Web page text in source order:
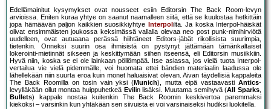
Edellämainitut kysymykset ovat nousseet esiin Editorsin The Back Room-levyn
arvioissa. Eniten kuraa yhtye on saanut naamalleen siitä, että se kuulostaa hetkittäin
jopa hämäävän paljon kaikkien suosikkiyhtye
Interpol ilta. Ja koska Interpol-häiskät
olivat ensimmäisten joukossa keksimässä vallalla olevaa neo post punk-nimihirviötä
uudelleen, ovat autuaana perässä hiihtäneet Editors-jäbät rikollisista suurimpia,
tietenkin. Onneksi suurin osa ihmisistä on pystynyt jättämään tämänkaltaiset
lokerointi-mietinnät sikseen ja keskittymään siihen itseensä, eli Editorsin musiikkiin.
Hyvä niin, koska se ei ole lainkaan pöllömpää. Itse asiassa, jos vielä tuota Interpol-
vertailua vie vielä pidemmälle, voi huomata ettei bändien materiaalin laadussa ole
lähellekään niin suurta eroa kuin monet haluaisivat olevan. Aivan täydellisiä kappaleita
The Back Roomilla on tosin vain yksi (Munich), mutta eipä vastaavastiAntics-
levylläkään ollut montaa huippuhetkeä Evil in lisäksi. Muutama semihyvä (All Sparks,
Bullets) kappale nostaa kuitenkin The Back Roomin keskivertoa paremmaksi
kiekoksi – varsinkin kun yhtäkään sen siivuista ei voi varsinaiseksi hudiksi luokitella.